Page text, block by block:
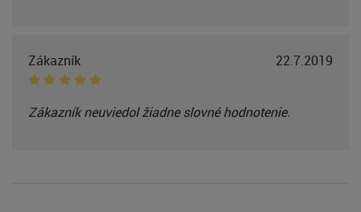
Zákazník 22.7.2019
Zákazník neuviedol žiadne slovné hodnotenie.